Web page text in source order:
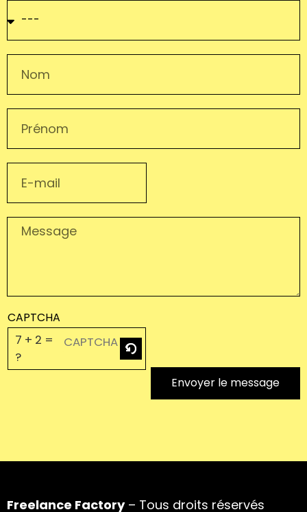
CAPTCHA
7 + 2 =
?
Envoyer le message
Freelance Factory– Tous droits réservés